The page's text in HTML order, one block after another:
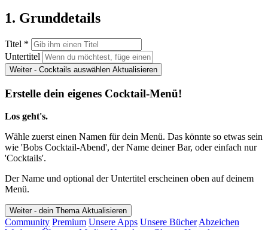
1. Grunddetails
Titel *
Untertitel
Weiter - Cocktails auswählen Aktualisieren
Erstelle dein eigenes Cocktail-Menü!
Los geht's.
Wähle zuerst einen Namen für dein Menü. Das könnte so etwas sein
wie 'Bobs Cocktail-Abend', der Name deiner Bar, oder einfach nur
'Cocktails'.
Der Name und optional der Untertitel erscheinen oben auf deinem
Menü.
Weiter - dein Thema Aktualisieren
Community Premium Unsere Apps Unsere Bücher Abzeichen